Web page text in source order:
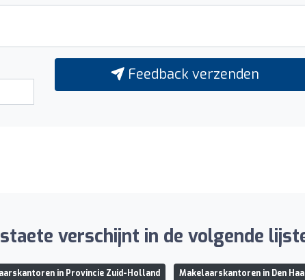
Feedback verzenden
verschijnt in de volgende
in Provincie Zuid-Holland Makelaarskantoren in Den